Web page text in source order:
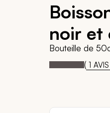
noir et
Bouteille de
Notation:100
% of
( 1 AVIS